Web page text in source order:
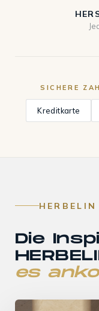
SICHERE
Kreditkarte
Die
es